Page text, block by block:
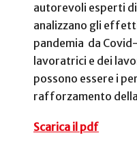
autorevoli esperti
analizzano gli
pandemia da
lavoratrici e dei
possono essere i
rafforzamento
Scarica il pdf